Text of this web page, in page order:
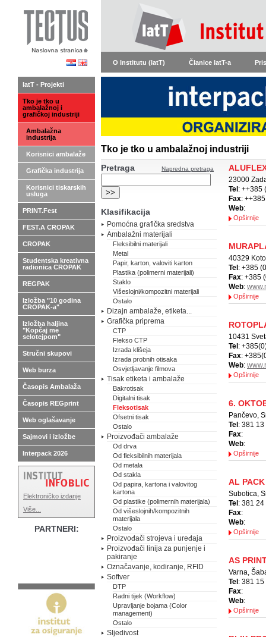
O Institutu (IatT) Članice IatT-a
Tko je tko u ambalažnoj industriji
Napredna pretraga
Pretraga
Klasifikacija
Pomoćna grafička sredstva
Ambalažni materijali
Fleksibilni materijali
Metal
Papir, karton, valoviti karton
Plastika (polimerni materijali)
Staklo
Višeslojni/kompozitni materijali
Ostalo
Dizajn ambalaže, etiketa...
Grafička priprema
CTP
Flekso CTP
Izrada klišeja
Izrada probnih otisaka
Osvjetljavanje filmova
Tisak etiketa i ambalaže
Bakrotisak
Digitalni tisak
Fleksotisak
Ofsetni tisak
Ostalo
Proizvođači ambalaže
Od drva
Od fleksibilnih materijala
Od metala
Od stakla
Od papira, kartona i valovitog
kartona
Od plastike (polimernih materijala)
Od višeslojnih/kompozitnih
materijala
Ostalo
Proizvođači strojeva i uređaja
Proizvođači linija za punjenje i
pakiranje
Označavanje, kodiranje, RFID
Softver
DTP
Radni tijek (Workflow)
Upravljanje bojama (Color
management)
Ostalo
Sljedivost
23000
Tel : ++385
Fax:
Web:
Opširnije
40329
Tel : +385
Fax: +385
Web:
Opširnije
10431
Tel :
Fax:
Web:
Opširnije
6.
Pančevo,
Tel : 381
Fax:
Web:
Opširnije
AL PACK
Subotica,
Tel : 381
Fax:
Web:
Opširnije
AS
Varna,
Tel : 381
Fax:
Web:
Opširnije
IatT - Projekti
Tko je tko u
ambalažnoj i
grafičkoj industriji
Ambalažna
industrija
Korisnici ambalaže
Grafička industrija
Korisnici tiskarskih
usluga
PRINT.Fest
FEST.A CROPAK
CROPAK
Studentska kreativna
radionica CROPAK
REGPAK
Izložba "10 godina
CROPAK-a"
Izložba haljina
"Kopčaj me
selotejpom"
Stručni skupovi
Web burza
Časopis Ambalaža
Časopis REGprint
Web oglašavanje
Sajmovi i izložbe
Interpack 2026
Elektroničko izdanje
Više...
PARTNERI: